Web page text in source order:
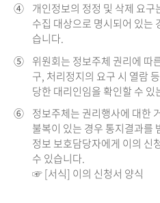
④ 개인정보의 정정 및 삭제 요
수집 대상으로 명시되어 있는
습니다.
⑤ 위원회는 정보주체 권리에 따
구, 처리정지의 요구 시 열람
당한 대리인임을 확인할 수
⑥ 정보주체는 권리행사에 대한
불복이 있는 경우 통지결과를
정보 보호담당자에게 이의 신
수 있습니다.
☞ [서식] 이의 신청서 양식